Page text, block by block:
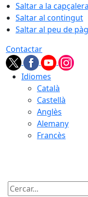
Saltar a la capçalera
Saltar al contingut
Saltar al peu de
Contactar
Idiomes
Català
Castellà
Anglès
Alemany
Francès